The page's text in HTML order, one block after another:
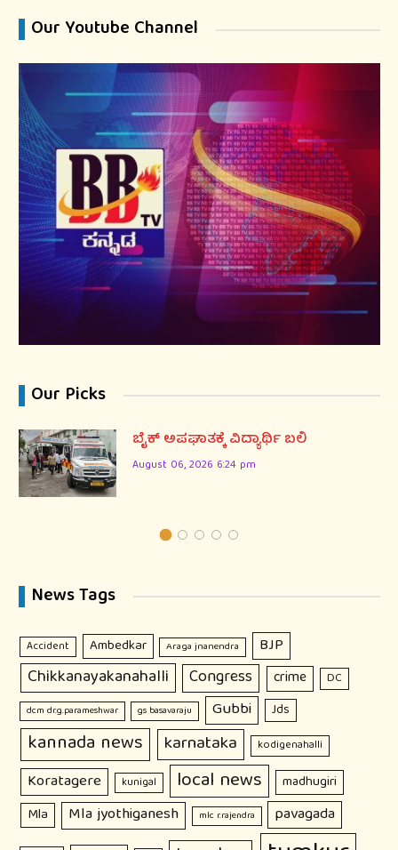
Our Youtube Channel
Our Picks
ಬೈಕ್ ಅಪಘಾತಕ್ಕೆ ವಿದ್ಯಾರ್ಥಿ ಬಲಿ
August 06, 2026 6:24 pm
News Tags
Accident Ambedkar Araga jnanendra BJP
Chikkanayakanahalli Congress crime DC
dcm dr.g.parameshwar gs basavaraju Gubbi Jds
kannada news karnataka kodigenahalli
Koratagere kunigal local news madhugiri
Mla Mla jyothiganesh mlc r.rajendra pavagada